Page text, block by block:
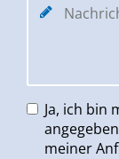
Ja, ich bin
meiner